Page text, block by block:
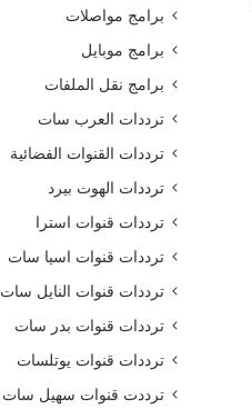
برامج مواصلات
برامج موبايل
برامج نقل الملفات
ترددات العرب سات
ترددات القنوات الفضائية
ترددات الهوت بيرد
ترددات قنوات استرا
ترددات قنوات اسيا سات
ترددات قنوات النايل سات
ترددات قنوات بدر سات
ترددات قنوات يوتلسات
ترددت قنوات سهيل سات